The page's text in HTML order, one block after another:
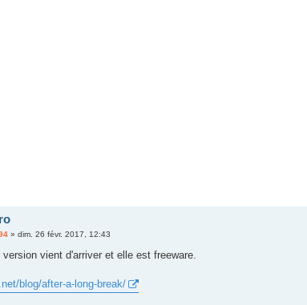
» dim. 26 févr. 2017, 12:43
version vient d'arriver et elle est freeware.
blog/after-a-long-break/